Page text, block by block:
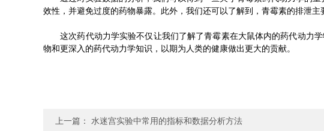
效性，并避免过度的药物暴露。此外，我们还可以了解到，青霉素的排泄
这次药代动力学实验不仅让我们了解了青霉素在大鼠体内的药代动力学
物和更深入的药代动力学知识，以期为人类的健康做出更大的贡献。
上一篇： 水迷宫实验中常用的指标和数据分析方法